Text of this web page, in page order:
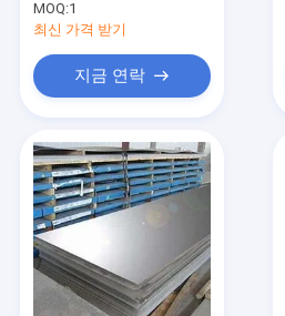
Forged
MOQ:1
최신 가격 받기
지금 연락